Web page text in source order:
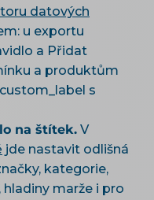
datových
u exportu
a Přidat
a produktům
s
na štítek. V
jde nastavit odlišná
kategorie,
hladiny marže i pro